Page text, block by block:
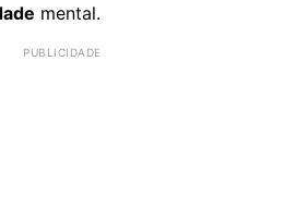
mental.